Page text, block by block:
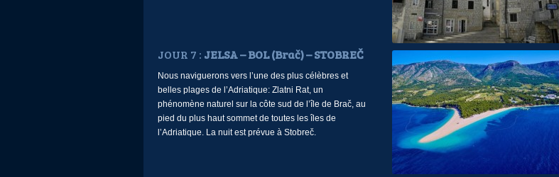
JOUR 7 : JELSA – BOL (Brač) – STOBREČ
Nous naviguerons vers l’une des plus célèbres et
belles plages de l’Adriatique: Zlatni Rat, un
phénomène naturel sur la côte sud de l’île de Brač, au
pied du plus haut sommet de toutes les îles de
l’Adriatique. La nuit est prévue à Stobreč.